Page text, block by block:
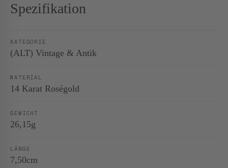
Spezifikation
KATEGORIE
(ALT) Vintage & Antik
MATERIAL
14 Karat Roségold
GEWICHT
26,15g
LÄNGE
7,50cm